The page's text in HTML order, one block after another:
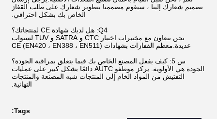
تصميم شعارك إلينا ، سيقوم مصممنا بتطوير شعارك على طلب القفاز
الخاص بك بشكل احترافي.
Q4: هل لديك شهادة CE لمنتجاتك؟
نحن نتعاون مع مختبرات اختبار CTC و SATRA و TUV لسنوات
عديدة.معظم القفازات بشهادات CE (EN420 ، EN388 ، EN511)
س 5: كيف يفعل المصنع الخاص بك فيما يتعلق بمراقبة الجودة؟
الجودة هي الأولوية. يركز موظفو AUTC دائمًا بشكل كبير على عمليات
التفتيش من المواد الخام إلى المنتجات شبه المصنعة والمنتجات
النهائية.
Tags: